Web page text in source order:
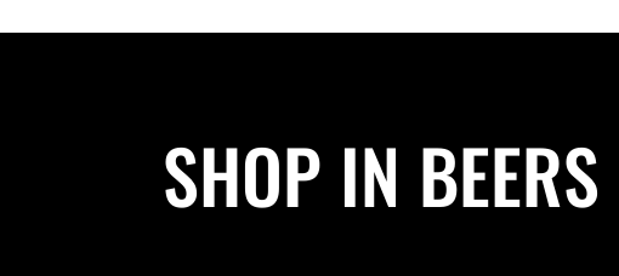
SHOP IN BEERS